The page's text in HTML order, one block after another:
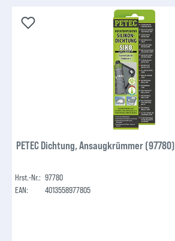
PETEC Dichtung, Ansaugkrümmer (97780)
Hrst.-Nr.: 97780
EAN:
4013558977805